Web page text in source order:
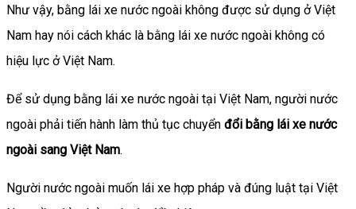
Như vậy, bằng lái xe nước ngoài không được sử dụng ở Việt
Nam hay nói cách khác là bằng lái xe nước ngoài không có
hiệu lực ở Việt Nam.
Để sử dụng bằng lái xe nước ngoài tại Việt Nam, người nước
ngoài phải tiến hành làm thủ tục chuyển đổi bằng lái xe nước
ngoài sang Việt Nam.
Người nước ngoài muốn lái xe hợp pháp và đúng luật tại Việt